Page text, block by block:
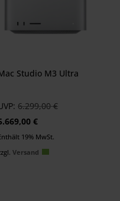
Studio M3 Ultra
6.299,00€Ursprünglicher
€Aktueller
Preis
ist:
19% MwSt.
Versand